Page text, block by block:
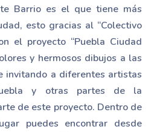
Barrio es el que tiene más
esto gracias al “Colectivo
el proyecto “Puebla Ciudad
y hermosos dibujos a las
invitando a diferentes artistas
y otras partes de la
de este proyecto. Dentro de
puedes encontrar desde